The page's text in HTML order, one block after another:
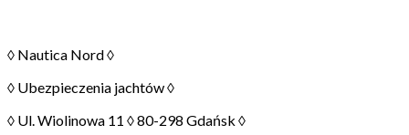
◊ Nautica Nord ◊
◊ Ubezpieczenia jachtów ◊
◊ Ul. Wiolinowa 11 ◊ 80-298 Gdańsk ◊